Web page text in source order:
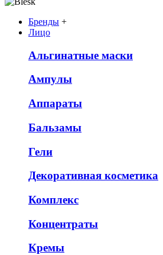
Бренды +
Лицо
Альгинатные маски
Ампулы
Аппараты
Бальзамы
Гели
Декоративная косметика
Комплекс
Концентраты
Кремы